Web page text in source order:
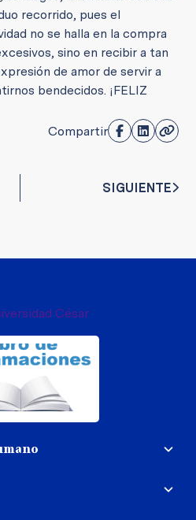
recorrido, pues el
no se halla en la compra
sino en recibir a tan
de amor de servir a
bendecidos. ¡FELIZ
Compartir
SIGUIENTE